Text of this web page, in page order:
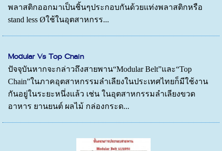
พลาสติกออกมาเป็นชิ้นๆประกอบกันด้วยแท่งพลาสติกหรือ
stand less Øใช้ในอุตสาหกรร...
Modular Vs Top Chain
ปัจจุบันหากจะกล่าวถึงสายพาน“Modular Belt”และ“Top
Chain”ในภาคอุตสาหกรรมลำเลียงในประเทศไทยก็มีใช้งาน
กันอยู่ในระยะหนึ่งแล้ว เช่น ในอุตสาหกรรมลำเลียงขวด
อาหาร ยานยนต์ ผลไม้ กล่องกระด...